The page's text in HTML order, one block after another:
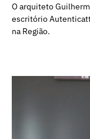
O arquiteto
escritório
na Região.